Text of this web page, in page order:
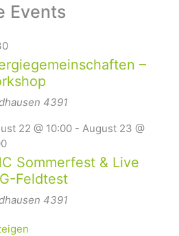
Events
–
4391
22 @ 10:00 - August 23 @
Sommerfest & Live
Feldtest
4391